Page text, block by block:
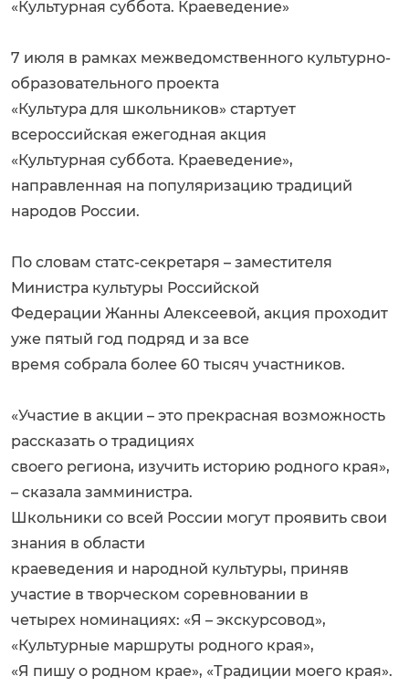
«Культурная суббота. Краеведение»
7 июля в рамках межведомственного культурно-
образовательного проекта
«Культура для школьников» стартует
всероссийская ежегодная акция
«Культурная суббота. Краеведение»,
направленная на популяризацию традиций
народов России.
По словам статс-секретаря – заместителя
Министра культуры Российской
Федерации Жанны Алексеевой, акция проходит
уже пятый год подряд и за все
время собрала более 60 тысяч участников.
«Участие в акции – это прекрасная возможность
рассказать о традициях
своего региона, изучить историю родного края»,
– сказала замминистра.
Школьники со всей России могут проявить свои
знания в области
краеведения и народной культуры, приняв
участие в творческом соревновании в
четырех номинациях: «Я – экскурсовод»,
«Культурные маршруты родного края»,
«Я пишу о родном крае», «Традиции моего края».